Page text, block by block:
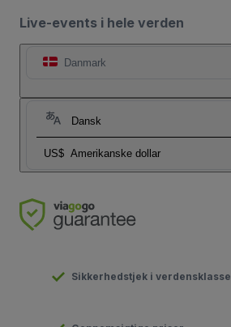
Live-events i hele verden
Danmark
Dansk
US$ Amerikanske dollar
Sikkerhedstjek i verdensklasse